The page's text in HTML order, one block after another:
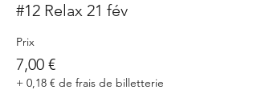
#12 Relax 21 fév
Prix
7,00 €
+ 0,18 € de frais de billetterie